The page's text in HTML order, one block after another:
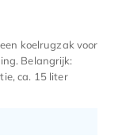
koelrugzak voor
Belangrijk:
ca. 15 liter